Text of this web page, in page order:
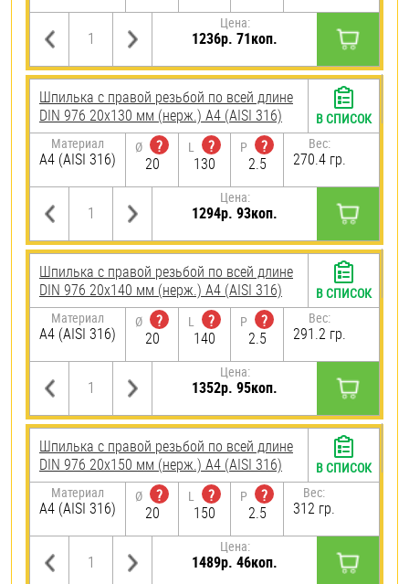
Цена:
1236р. 71коп.
Шпилька с правой резьбой по всей длине
DIN 976 20х130 мм (нерж.) A4 (AISI 316)
Материал
A4 (AISI 316)
Ø
?
20
L
?
130
P
?
2.5
Вес:
270.4 гр.
Цена:
1294р. 93коп.
В СПИСОК
Шпилька с правой резьбой по всей длине
DIN 976 20х140 мм (нерж.) A4 (AISI 316)
Материал
A4 (AISI 316)
Ø
?
20
L
?
140
P
?
2.5
Вес:
291.2 гр.
Цена:
1352р. 95коп.
В СПИСОК
Шпилька с правой резьбой по всей длине
DIN 976 20х150 мм (нерж.) A4 (AISI 316)
Материал
A4 (AISI 316)
Ø
?
20
L
?
150
P
?
2.5
Вес:
312 гр.
Цена:
1489р. 46коп.
В СПИСОК